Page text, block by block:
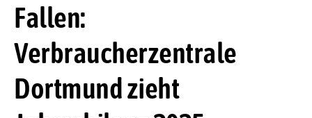
Fallen:
Verbraucherzentrale
Dortmund zieht